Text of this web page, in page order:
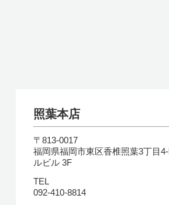
照葉本店
〒813-0017
福岡県福岡市東区香椎照葉3丁目
ルビル 3F
TEL
092-410-8814